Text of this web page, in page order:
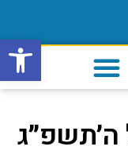
פתח
ה׳תשפ״ג